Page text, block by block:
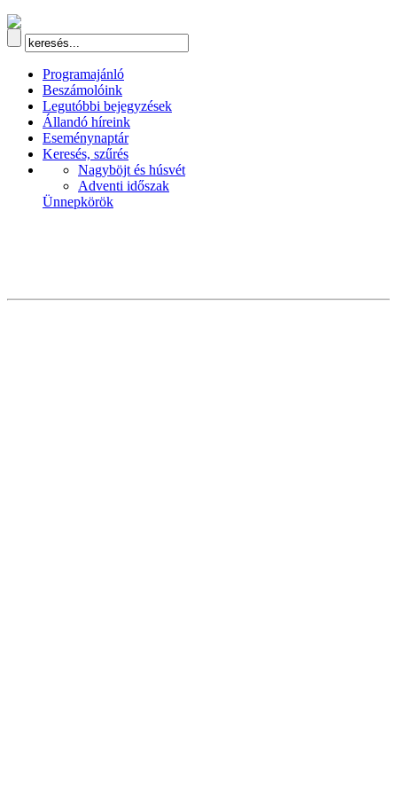
Programajánló
Beszámolóink
Legutóbbi bejegyzések
Állandó híreink
Eseménynaptár
Keresés, szűrés
Nagyböjt és húsvét
Adventi időszak
Ünnepkörök